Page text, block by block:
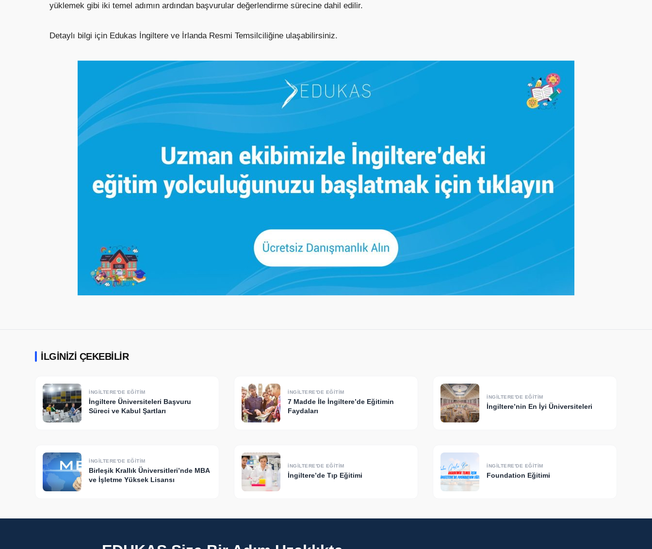
yüklemek gibi iki temel adımın ardından başvurular değerlendirme sürecine dahil edilir.
Detaylı bilgi için Edukas İngiltere ve İrlanda Resmi Temsilciliğine ulaşabilirsiniz.
İLGINIZI ÇEKEBILIR
İNGILTERE'DE EĞITIM
İngiltere Üniversiteleri Başvuru
Süreci ve Kabul Şartları
İNGILTERE'DE EĞITIM
7 Madde İle İngiltere’de Eğitimin
Faydaları
İNGILTERE'DE EĞITIM
İngiltere’nin En İyi Üniversiteleri
İNGILTERE'DE EĞITIM
Birleşik Krallık Üniversitleri’nde MBA
ve İşletme Yüksek Lisansı​
İNGILTERE'DE EĞITIM
İngiltere’de Tıp Eğitimi
İNGILTERE'DE EĞITIM
Foundation Eğitimi